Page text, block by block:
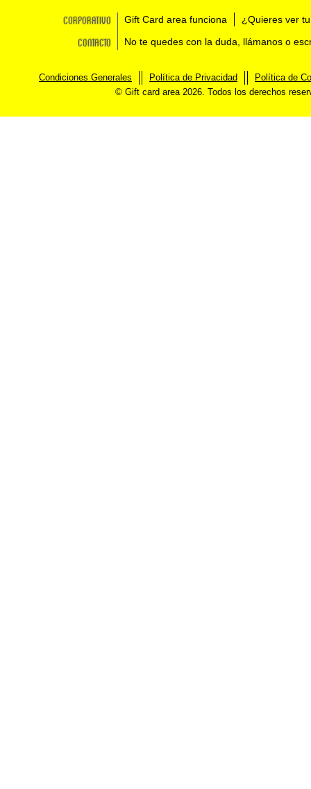
Corporativo Gift Card area funciona ¿Quieres ver
Contacto No te quedes con la duda, llámanos o
Condiciones Generales Política de Privacidad
Política de
© Gift card area 2026. Todos los derechos